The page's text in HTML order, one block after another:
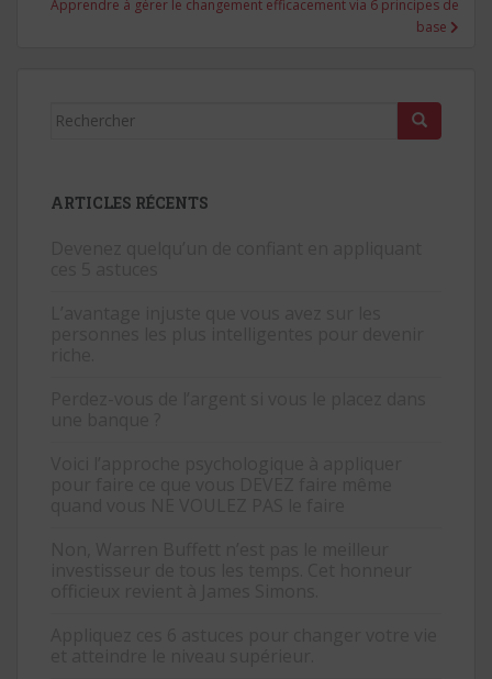
Apprendre à gérer le changement efficacement via 6 principes de
base
Rechercher...
ARTICLES RÉCENTS